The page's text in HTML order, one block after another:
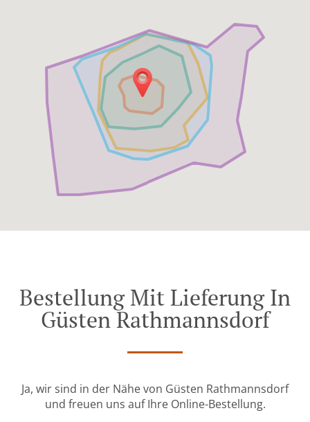
Bestellung Mit Lieferung In
Güsten Rathmannsdorf
Ja, wir sind in der Nähe von Güsten Rathmannsdorf
und freuen uns auf Ihre Online-Bestellung.